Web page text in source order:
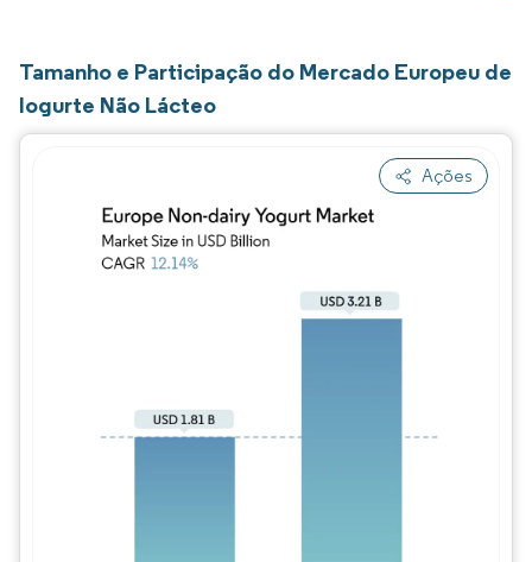
Tamanho e Participação do Mercado Europeu de
Iogurte Não Lácteo
Ações
Imagem © Mordor Intelligence. O reuso